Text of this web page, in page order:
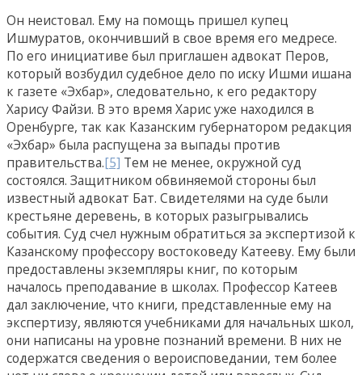
Он неистовал. Ему на помощь пришел купец
Ишмуратов, окончивший в свое время его медресе.
По его инициативе был приглашен адвокат Перов,
который возбудил судебное дело по иску Ишми ишана
к газете «Эхбар», следовательно, к его редактору
Харису Файзи. В это время Харис уже находился в
Оренбурге, так как Казанским губернатором редакция
«Эхбар» была распущена за выпады против
правительства.[5] Тем не менее, окружной суд
состоялся. Защитником обвиняемой стороны был
известный адвокат Бат. Свидетелями на суде были
крестьяне деревень, в которых разыгрывались
события. Суд счел нужным обратиться за экспертизой к
Казанскому профессору востоковеду Катееву. Ему были
предоставлены экземпляры книг, по которым
началось преподавание в школах. Профессор Катеев
дал заключение, что книги, представленные ему на
экспертизу, являются учебниками для начальных школ,
они написаны на уровне познаний времени. В них не
содержатся сведения о вероисповедании, тем более